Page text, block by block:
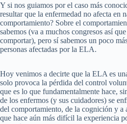
Y si nos guiamos por el caso más
resultar que la enfermedad no afecta en
comportamiento? Sobre el
sabemos (va a muchos congresos así
comportar), pero sí sabemos un poco
personas afectadas por la ELA.
Hoy venimos a decirte que la ELA es
solo provoca la pérdida del control
que es lo que fundamentalmente hace,
de los enfermos (y sus cuidadores) se
del comportamiento, de la cognición y a
que hace aún más difícil la experiencia